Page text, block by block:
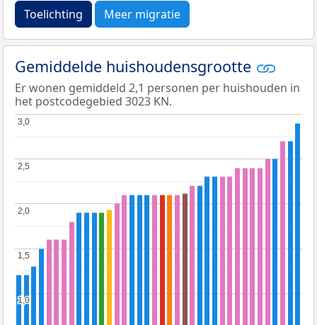
Toelichting Meer migratie
Gemiddelde huishoudensgrootte
Er wonen gemiddeld 2,1 personen per huishouden in
het postcodegebied 3023 KN.
1,0
1,0
1,5
1,5
2,0
2,0
2,5
2,5
3,0
3,0